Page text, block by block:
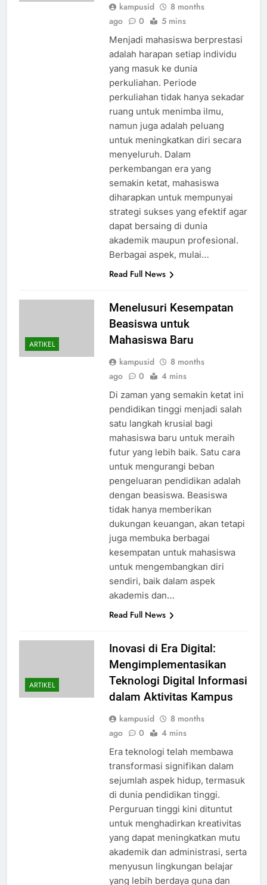
kampusid
8 months
ago
0 5 mins
Menjadi mahasiswa berprestasi
adalah harapan setiap individu
yang masuk ke dunia
perkuliahan. Periode
perkuliahan tidak hanya sekadar
ruang untuk menimba ilmu,
namun juga adalah peluang
untuk meningkatkan diri secara
menyeluruh. Dalam
perkembangan era yang
semakin ketat, mahasiswa
diharapkan untuk mempunyai
strategi sukses yang efektif agar
dapat bersaing di dunia
akademik maupun profesional.
Berbagai aspek, mulai…
Read Full News
ARTIKEL
Menelusuri Kesempatan
Beasiswa untuk
Mahasiswa Baru
kampusid
8 months
ago
0 4 mins
Di zaman yang semakin ketat ini
pendidikan tinggi menjadi salah
satu langkah krusial bagi
mahasiswa baru untuk meraih
futur yang lebih baik. Satu cara
untuk mengurangi beban
pengeluaran pendidikan adalah
dengan beasiswa. Beasiswa
tidak hanya memberikan
dukungan keuangan, akan tetapi
juga membuka berbagai
kesempatan untuk mahasiswa
untuk mengembangkan diri
sendiri, baik dalam aspek
akademis dan…
Read Full News
ARTIKEL
Inovasi di Era Digital:
Mengimplementasikan
Teknologi Digital Informasi
dalam Aktivitas Kampus
kampusid
8 months
ago
0 4 mins
Era teknologi telah membawa
transformasi signifikan dalam
sejumlah aspek hidup, termasuk
di dunia pendidikan tinggi.
Perguruan tinggi kini dituntut
untuk menghadirkan kreativitas
yang dapat meningkatkan mutu
akademik dan administrasi, serta
menyusun lingkungan belajar
yang lebih berdaya guna dan